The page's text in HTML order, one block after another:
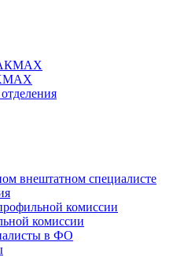
внештатном специалисте
комиссии
комиссии
в ФО